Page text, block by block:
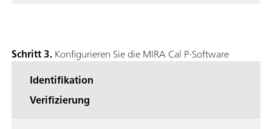
Schritt 3.Konfigurieren Sie die MIRA Cal P-Software
Identifikation
Verifizierung